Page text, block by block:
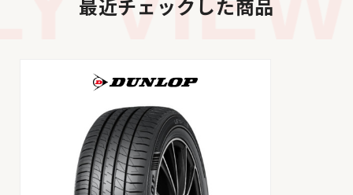
最近チェックした商品